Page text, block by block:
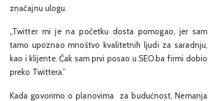
značajnu ulogu.
„Twitter mi je na početku dosta pomogao, jer sam
tamo upoznao mnoštvo kvalitetnih ljudi za saradnju,
kao i klijente. Čak sam prvi posao u SEO.ba firmi dobio
preko Twittera.”
Kada govorimo o planovima za budućnost, Nemanja